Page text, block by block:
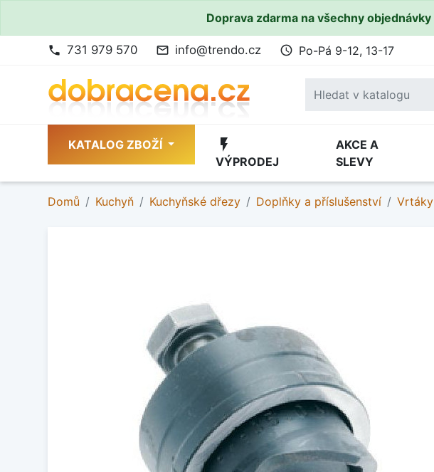
Doprava zdarma na všechny
phone 731 979 570 mail_outline info@trendo.cz access_time Po-Pá 9-12, 13-17
KATALOG ZBOŽÍ flash_on
VÝPRODEJ
AKCE A
SLEVY
Domů Kuchyň Kuchyňské dřezy Doplňky a příslušenství